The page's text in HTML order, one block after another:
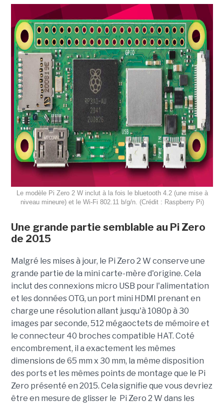
Le modèle Pi Zero 2 W inclut à la fois le bluetooth 4.2 (une mise à
niveau mineure) et le Wi-Fi 802.11 b/g/n. (Crédit : Raspberry Pi)
Une grande partie semblable au Pi Zero
de 2015
Malgré les mises à jour, le Pi Zero 2 W conserve une
grande partie de la mini carte-mère d'origine. Cela
inclut des connexions micro USB pour l'alimentation
et les données OTG, un port mini HDMI prenant en
charge une résolution allant jusqu'à 1080p à 30
images par seconde, 512 mégaoctets de mémoire et
le connecteur 40 broches compatible HAT. Coté
encombrement, il a exactement les mêmes
dimensions de 65 mm x 30 mm, la même disposition
des ports et les mêmes points de montage que le Pi
Zero présenté en 2015. Cela signifie que vous devriez
être en mesure de glisser le Pi Zero 2 W dans les